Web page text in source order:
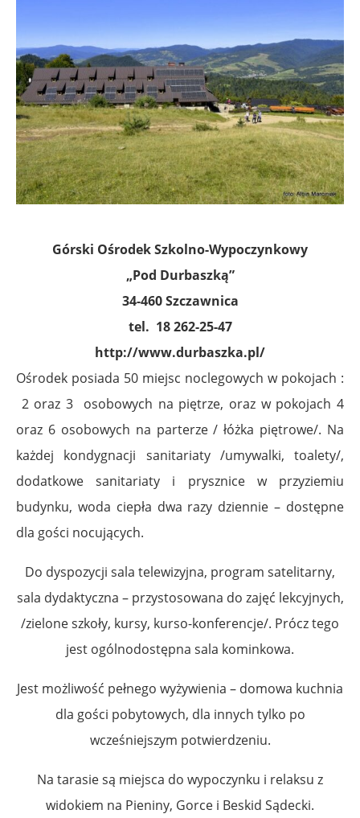
Górski Ośrodek Szkolno-Wypoczynkowy
„Pod Durbaszką”
34-460 Szczawnica
tel. 18 262-25-47
http://www.durbaszka.pl/
Ośrodek posiada 50 miejsc noclegowych w pokojach :
2 oraz 3 osobowych na piętrze, oraz w pokojach 4
oraz 6 osobowych na parterze / łóżka piętrowe/. Na
każdej kondygnacji sanitariaty /umywalki, toalety/,
dodatkowe sanitariaty i prysznice w przyziemiu
budynku, woda ciepła dwa razy dziennie – dostępne
dla gości nocujących.
Do dyspozycji sala telewizyjna, program satelitarny,
sala dydaktyczna – przystosowana do zajęć lekcyjnych,
/zielone szkoły, kursy, kurso-konferencje/. Prócz tego
jest ogólnodostępna sala kominkowa.
Jest możliwość pełnego wyżywienia – domowa kuchnia
dla gości pobytowych, dla innych tylko po
wcześniejszym potwierdzeniu.
Na tarasie są miejsca do wypoczynku i relaksu z
widokiem na Pieniny, Gorce i Beskid Sądecki.